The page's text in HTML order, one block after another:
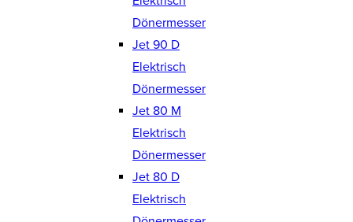
Dönermesser
Jet 90 D
Elektrisch
Dönermesser
Jet 80 M
Elektrisch
Dönermesser
Jet 80 D
Elektrisch